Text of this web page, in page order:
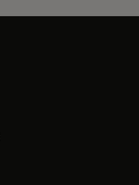
new tab
in a new tab